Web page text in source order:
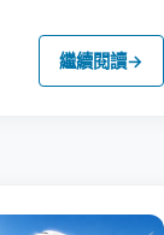
繼續閱讀→